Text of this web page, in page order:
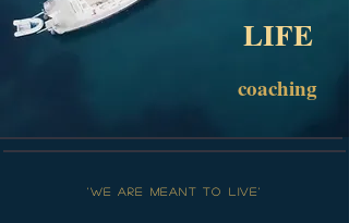
LIFE
coaching
'WE ARE MEANT TO LIVE'